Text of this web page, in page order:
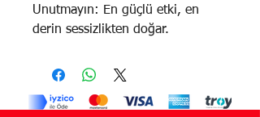
Unutmayın: En güçlü etki, en
derin sessizlikten doğar.